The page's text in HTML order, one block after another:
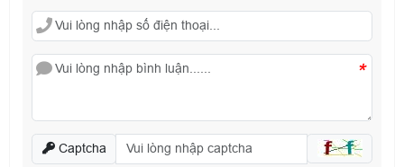
*
Captcha